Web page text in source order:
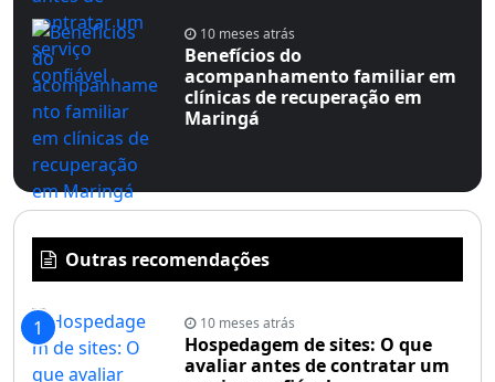
10 meses atrás
Benefícios do
acompanhamento familiar em
clínicas de recuperação em
Maringá
Outras recomendações
1 10 meses atrás
Hospedagem de sites: O que
avaliar antes de contratar um